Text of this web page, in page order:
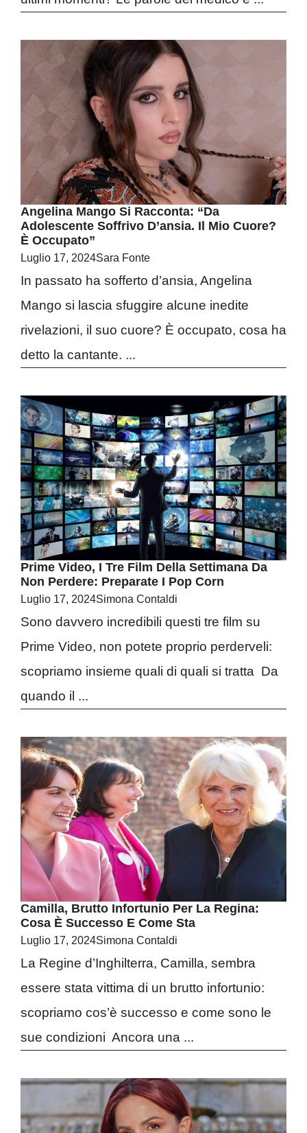
Angelina Mango Si Racconta: “Da
Adolescente Soffrivo D’ansia. Il Mio Cuore?
È Occupato”
Luglio 17, 2024Sara Fonte
In passato ha sofferto d’ansia, Angelina
Mango si lascia sfuggire alcune inedite
rivelazioni, il suo cuore? È occupato, cosa ha
detto la cantante. ...
Prime Video, I Tre Film Della Settimana Da
Non Perdere: Preparate I Pop Corn
Luglio 17, 2024Simona Contaldi
Sono davvero incredibili questi tre film su
Prime Video, non potete proprio perderveli:
scopriamo insieme quali di quali si tratta Da
quando il ...
Camilla, Brutto Infortunio Per La Regina:
Cosa È Successo E Come Sta
Luglio 17, 2024Simona Contaldi
La Regine d’Inghilterra, Camilla, sembra
essere stata vittima di un brutto infortunio:
scopriamo cos’è successo e come sono le
sue condizioni Ancora una ...